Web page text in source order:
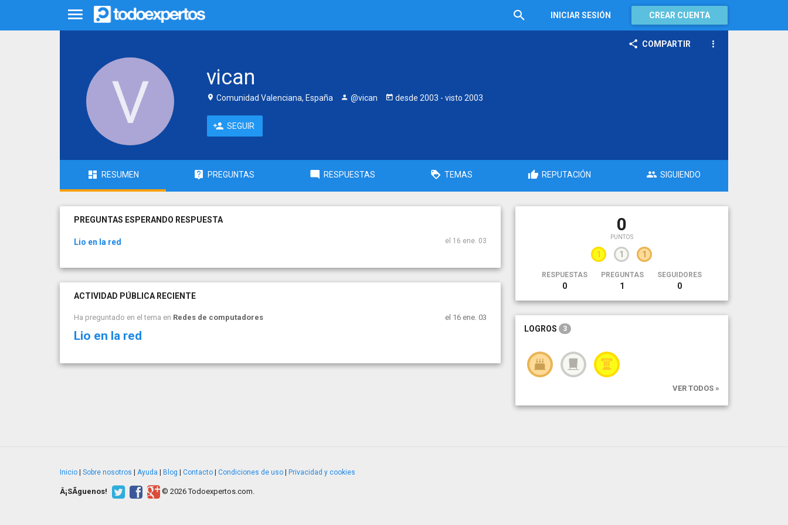
INICIAR SESIÓN CREAR CUENTA
COMPARTIR
vican
Comunidad Valenciana, España @vican desde 2003 - visto 2003
SEGUIR
RESUMEN PREGUNTAS RESPUESTAS TEMAS REPUTACIÓN SIGUIENDO
PREGUNTAS ESPERANDO RESPUESTA
Lio en la red el 16 ene. 03
ACTIVIDAD PÚBLICA RECIENTE
Ha preguntado en el tema en Redes de computadores el 16 ene. 03
Lio en la red
0
PUNTOS
1 1 1
RESPUESTAS
0
PREGUNTAS
1
SEGUIDORES
0
LOGROS 3
VER TODOS »
Inicio Sobre nosotros Ayuda Blog Contacto Condiciones de uso Privacidad y cookies
Â¡SÃ­guenos! © 2026 Todoexpertos.com.